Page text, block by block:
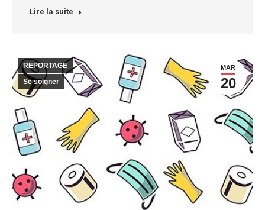
Lire la suite
MAR
20
REPORTAGE
Se soigner